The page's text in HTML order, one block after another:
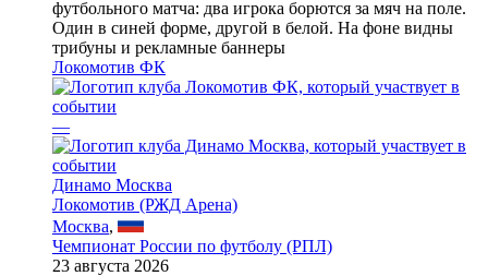
Локомотив ФК
—
Динамо Москва
Локомотив (РЖД Арена)
Москва,
Чемпионат России по футболу (РПЛ)
23 августа 2026